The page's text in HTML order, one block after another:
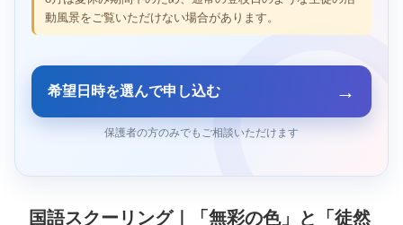
動風景をご覧いただけない場合があります。
希望日時を選んで申し込む →
保護者の方のみでもご相談いただけます
国語スクーリング｜「無彩の色」と「徒然